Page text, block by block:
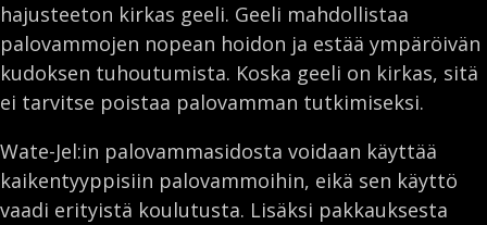
hajusteeton kirkas geeli. Geeli mahdollistaa
palovammojen nopean hoidon ja estää ympäröivän
kudoksen tuhoutumista. Koska geeli on kirkas, sitä
ei tarvitse poistaa palovamman tutkimiseksi.
Wate-Jel:in palovammasidosta voidaan käyttää
kaikentyyppisiin palovammoihin, eikä sen käyttö
vaadi erityistä koulutusta. Lisäksi pakkauksesta